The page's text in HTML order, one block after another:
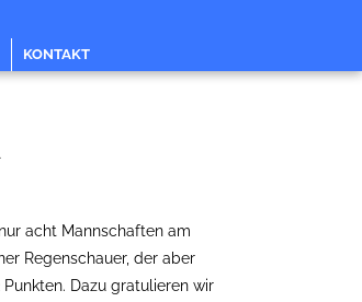
KONTAKT
acht Mannschaften am
Regenschauer, der aber
Dazu gratulieren wir